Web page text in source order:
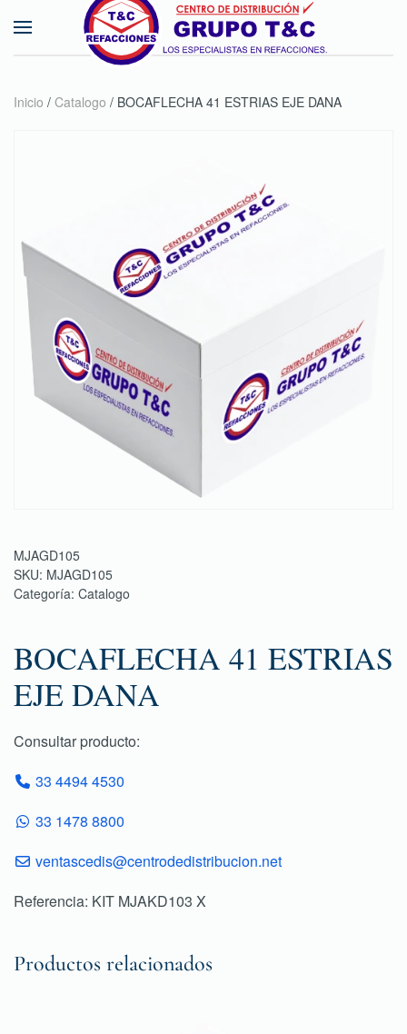
Skip to main content
Inicio / Catalogo / BOCAFLECHA 41 ESTRIAS EJE DANA
MJAGD105
SKU: MJAGD105
Categoría: Catalogo
BOCAFLECHA 41 ESTRIAS
EJE DANA
Consultar producto:
33 4494 4530
33 1478 8800
ventascedis@centrodedistribucion.net
Referencia: KIT MJAKD103 X
Productos relacionados